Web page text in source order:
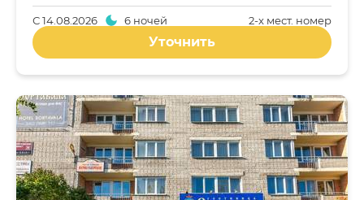
2-x мест. номер
С14.08.2026 6 ночей
Уточнить